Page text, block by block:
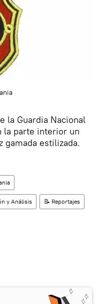
la Guardia Nacional
la parte interior un
gamada estilizada.
y Análisis 📝 Reportajes